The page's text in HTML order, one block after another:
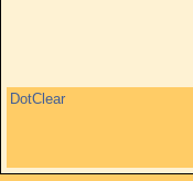
DotClear